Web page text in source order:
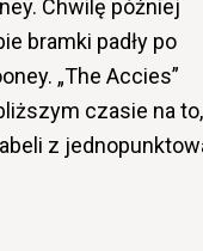
Chwilę później
bramki padły po
„The Accies”
czasie na to,
z